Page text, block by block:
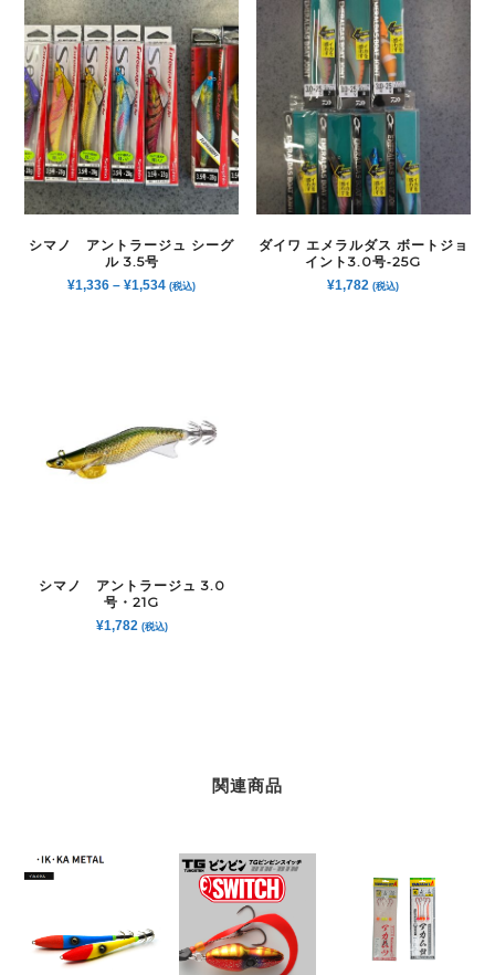
シマノ アントラージュ シーグ
ル 3.5号
¥1,336 –¥1,534 (税込)
ダイワ エメラルダス ボートジョ
イント3.0号‐25G
¥1,782 (税込)
シマノ アントラージュ 3.0
号・21G
¥1,782 (税込)
関連商品